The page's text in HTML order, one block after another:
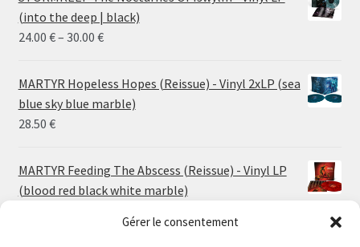
Gérer le consentement
(into the deep | black)
24.00 €– 30.00 €Price
24.00 €
through
30.00 €
MARTYR Hopeless Hopes (Reissue) - Vinyl 2xLP (sea
blue sky blue marble)
28.50 €
MARTYR Feeding The Abscess (Reissue) - Vinyl LP
(blood red black white marble)